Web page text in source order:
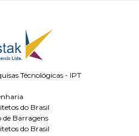
Técnológicas - IPT
do Brasil
de Barragens
do Brasil